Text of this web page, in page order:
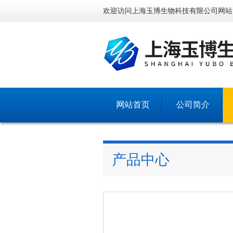
欢迎访问上海玉博生物科技有限公司网站
网站首页 公司简介
产品中心